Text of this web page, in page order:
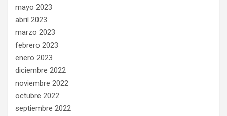
mayo 2023
abril 2023
marzo 2023
febrero 2023
enero 2023
diciembre 2022
noviembre 2022
octubre 2022
septiembre 2022